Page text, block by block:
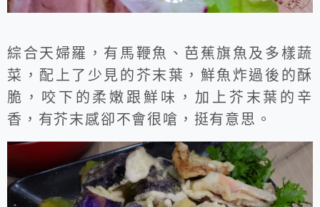
綜合天婦羅，有馬鞭魚、芭蕉旗魚及多樣蔬
菜，配上了少見的芥末葉，鮮魚炸過後的酥
脆，咬下的柔嫩跟鮮味，加上芥末葉的辛
香，有芥末感卻不會很嗆，挺有意思。